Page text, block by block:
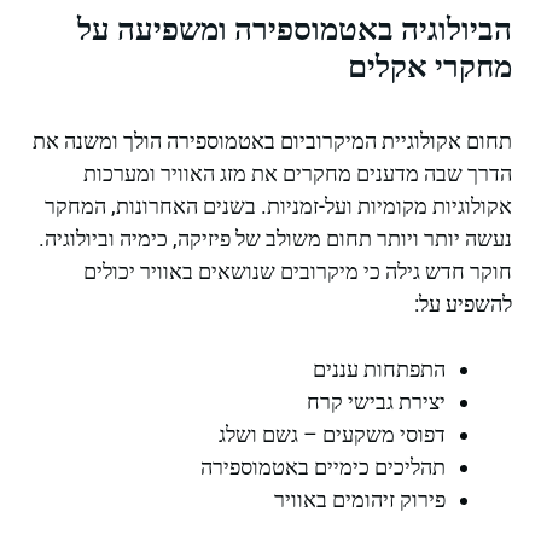
הביולוגיה באטמוספירה ומשפיעה על
מחקרי אקלים
תחום אקולוגיית המיקרוביום באטמוספירה הולך ומשנה את
הדרך שבה מדענים מחקרים את מזג האוויר ומערכות
אקולוגיות מקומיות ועל-זמניות. בשנים האחרונות, המחקר
נעשה יותר ויותר תחום משולב של פיזיקה, כימיה וביולוגיה.
חוקר חדש גילה כי מיקרובים שנושאים באוויר יכולים
להשפיע על:
התפתחות עננים
יצירת גבישי קרח
דפוסי משקעים – גשם ושלג
תהליכים כימיים באטמוספירה
פירוק זיהומים באוויר